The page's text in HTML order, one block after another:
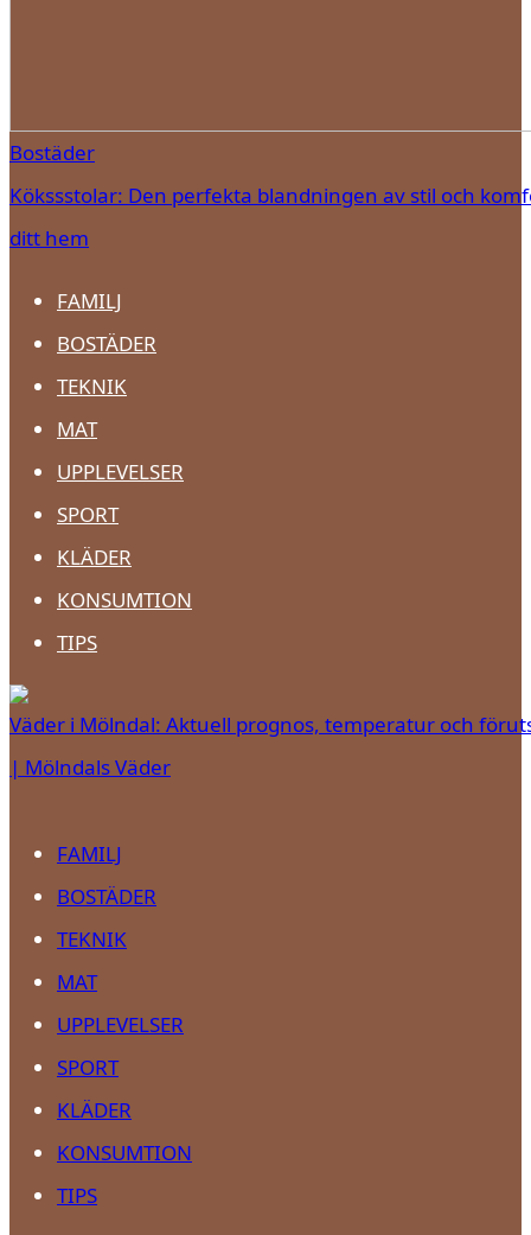
Bostäder
Kökssstolar: Den perfekta blandningen av stil och
ditt hem
FAMILJ
BOSTÄDER
TEKNIK
MAT
UPPLEVELSER
SPORT
KLÄDER
KONSUMTION
TIPS
Väder i Mölndal: Aktuell prognos, temperatur och
| Mölndals Väder
FAMILJ
BOSTÄDER
TEKNIK
MAT
UPPLEVELSER
SPORT
KLÄDER
KONSUMTION
TIPS